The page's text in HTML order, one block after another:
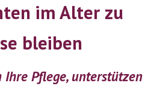
im Alter zu
bleiben
Pflege, unterstützen